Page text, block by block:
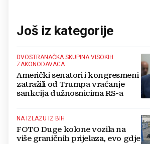
Još iz kategorije
DVOSTRANAČKA SKUPINA VISOKIH
ZAKONODAVACA
Američki senatori i kongresmeni
zatražili od Trumpa vraćanje
sankcija dužnosnicima RS-a
NA IZLAZU IZ BIH
FOTO Duge kolone vozila na
više graničnih prijelaza, evo gdje